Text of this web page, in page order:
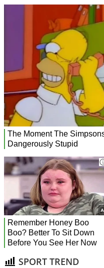
SPORT TREND